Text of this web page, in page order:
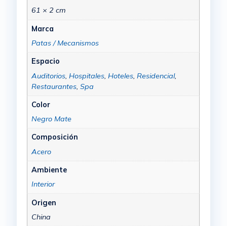
61 × 2 cm
Marca
Patas / Mecanismos
Espacio
Auditorios, Hospitales, Hoteles, Residencial,
Restaurantes, Spa
Color
Negro Mate
Composición
Acero
Ambiente
Interior
Origen
China